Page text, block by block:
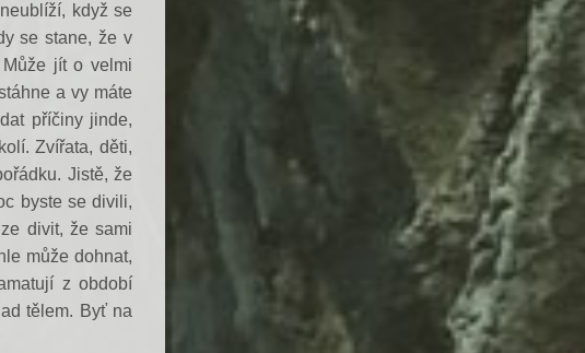
když se
se stane, že v
jít o velmi
a vy máte
příčiny jinde,
Zvířata, děti,
Jistě, že
byste se divili,
divit, že sami
může dohnat,
z období
tělem. Byť na